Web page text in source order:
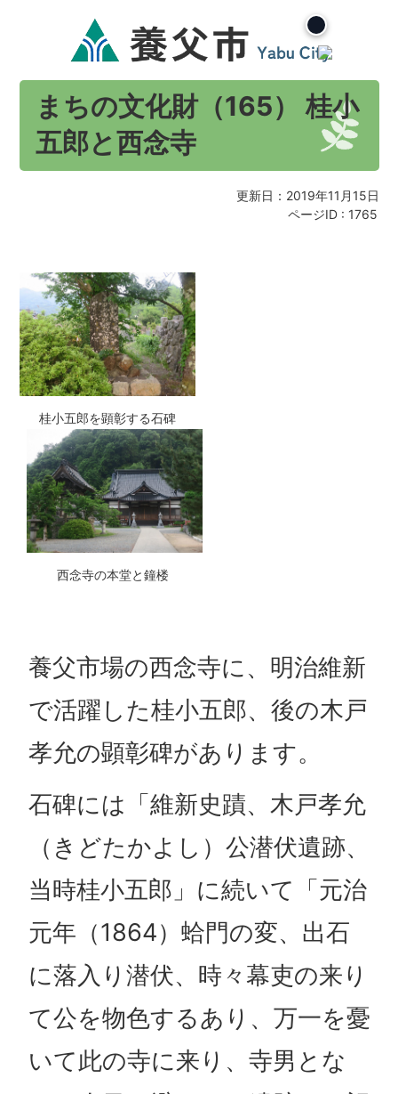
まちの文化財（165） 桂小
五郎と西念寺
更新日：2019年11月15日
ページID : 1765
桂小五郎を顕彰する石碑
西念寺の本堂と鐘楼
養父市場の西念寺に、明治維新
で活躍した桂小五郎、後の木戸
孝允の顕彰碑があります。
石碑には「維新史蹟、木戸孝允
（きどたかよし）公潜伏遺跡、
当時桂小五郎」に続いて「元治
元年（1864）蛤門の変、出石
に落入り潜伏、時々幕吏の来り
て公を物色するあり、万一を憂
いて此の寺に来り、寺男とな